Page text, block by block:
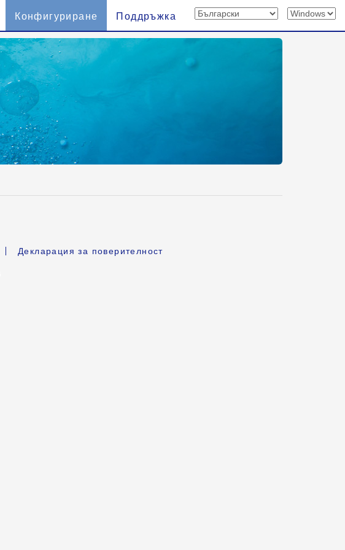
Конфигуриране Поддръжка
Декларация за поверителност